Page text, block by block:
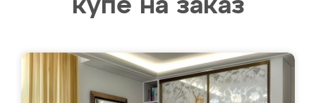
купе на заказ